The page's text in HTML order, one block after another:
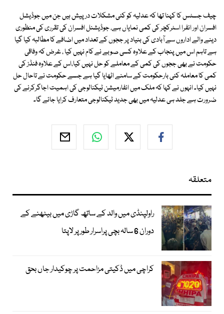
چیف جسٹس کا کہنا تھا کہ عدلیہ کو کئی مشکلات درپیش ہیں جن میں جوڈیشل
افسران اور انفرا اسٹرکچر کی کمی نمایاں ہے، جوڈیشنل افسران کی تقرری کی منظوری
دینے والے اداروں سے آبادی کی بنیاد پر ججوں کے تعداد میں اضافے کا مطالبہ کیا گیا
ہے تاہم اس میں پنجاب کے علاوہ کسی صوبے نے کام نہیں کیا ، غرض کہ وفاقی
حکومت نے بھی ججوں کی کمی کے معاملے کو حل نہیں کیا،اس کے علاوہ فنڈز کی
کمی کا معاملہ کئی بارحکومت کے سامنے اٹھایا گیا ہے جسے حکومت نے تاحال حل
نہیں کیا۔ انہوں نے کہا کہ ملک میں انفارمیشن ٹیکنالوجی کی اہمیت اجاگرکرنے کی
ضرورت ہے جلد ہی عدلیہ میں بھی جدید ٹیکنالوجی متعارف کرایا جائے گا۔
متعلقہ
راولپنڈی میں والد کے ساتھ گاڑی میں بیٹھنے کے
دوران 6 سالہ بچی پراسرار طور پر لاپتا
کراچی میں ڈکیتی مزاحمت پر چوکیدار جاں بحق